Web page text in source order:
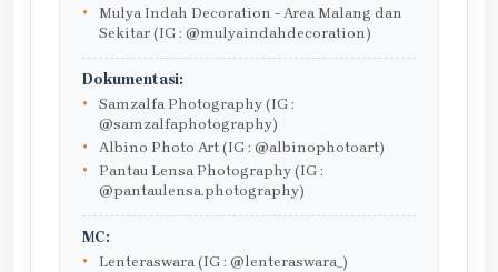
Mulya Indah Decoration - Area Malang dan
Sekitar (IG : @mulyaindahdecoration)
Dokumentasi:
Samzalfa Photography (IG :
@samzalfaphotography)
Albino Photo Art (IG : @albinophotoart)
Pantau Lensa Photography (IG :
@pantaulensa.photography)
MC:
Lenteraswara (IG : @lenteraswara_)